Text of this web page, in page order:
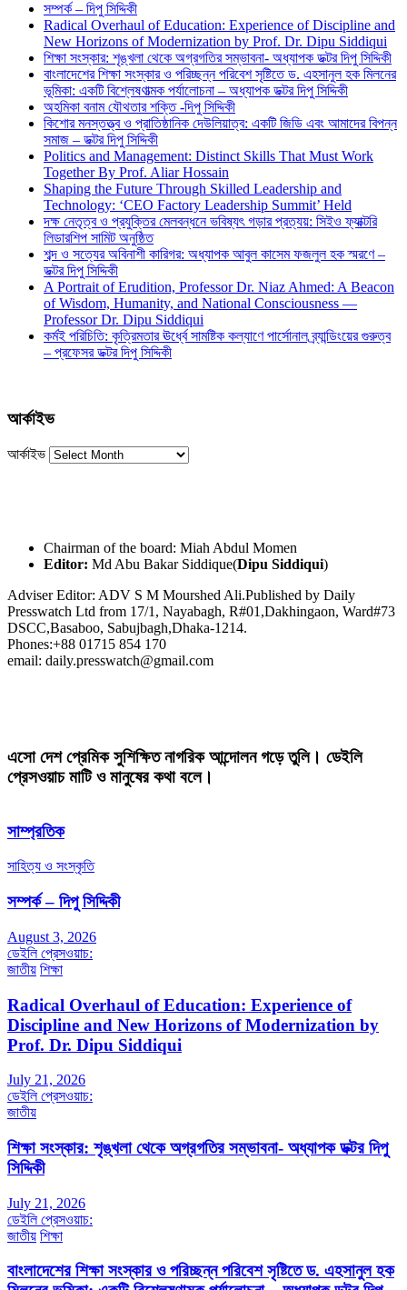
সম্পর্ক – দিপু সিদ্দিকী
Radical Overhaul of Education: Experience of Discipline and
New Horizons of Modernization by Prof. Dr. Dipu Siddiqui
শিক্ষা সংস্কার: শৃঙ্খলা থেকে অগ্রগতির সম্ভাবনা- অধ্যাপক ডক্টর দিপু সিদ্দিকী
বাংলাদেশের শিক্ষা সংস্কার ও পরিচ্ছন্ন পরিবেশ সৃষ্টিতে ড. এহসানুল হক মিলনের
ভূমিকা: একটি বিশ্লেষণাত্মক পর্যালোচনা – অধ্যাপক ডক্টর দিপু সিদ্দিকী
অহমিকা বনাম যৌথতার শক্তি -দিপু সিদ্দিকী
কিশোর মনস্তত্ত্ব ও প্রাতিষ্ঠানিক দেউলিয়াত্ব: একটি জিডি এবং আমাদের বিপন্ন
সমাজ – ডক্টর দিপু সিদ্দিকী
Politics and Management: Distinct Skills That Must Work
Together By Prof. Aliar Hossain
Shaping the Future Through Skilled Leadership and
Technology: ‘CEO Factory Leadership Summit’ Held
দক্ষ নেতৃত্ব ও প্রযুক্তির মেলবন্ধনে ভবিষ্যৎ গড়ার প্রত্যয়: সিইও ফ্যাক্টরি
লিডারশিপ সামিট অনুষ্ঠিত
শব্দ ও সত্যের অবিনাশী কারিগর: অধ্যাপক আবুল কাসেম ফজলুল হক স্মরণে –
ডক্টর দিপু সিদ্দিকী
A Portrait of Erudition, Professor Dr. Niaz Ahmed: A Beacon
of Wisdom, Humanity, and National Consciousness —
Professor Dr. Dipu Siddiqui
কর্মই পরিচিতি: কৃত্রিমতার ঊর্ধ্বে সামষ্টিক কল্যাণে পার্সোনাল ব্র্যান্ডিংয়ের গুরুত্ব
– প্রফেসর ডক্টর দিপু সিদ্দিকী
আর্কাইভ
আর্কাইভ
Chairman of the board: Miah Abdul Momen
Editor: Md Abu Bakar Siddique(Dipu Siddiqui)
Adviser Editor: ADV S M Mourshed Ali.Published by Daily
Presswatch Ltd from 17/1, Nayabagh, R#01,Dakhingaon, Ward#73
DSCC,Basaboo, Sabujbagh,Dhaka-1214.
Phones:+88 01715 854 170
email: daily.presswatch@gmail.com
এসো দেশ প্রেমিক সুশিক্ষিত নাগরিক আন্দোলন গড়ে তুলি। ডেইলি
প্রেসওয়াচ মাটি ও মানুষের কথা বলে।
সাম্প্রতিক
সাহিত্য ও সংস্কৃতি
সম্পর্ক – দিপু সিদ্দিকী
August 3, 2026
ডেইলি প্রেসওয়াচ:
জাতীয় শিক্ষা
Radical Overhaul of Education: Experience of
Discipline and New Horizons of Modernization by
Prof. Dr. Dipu Siddiqui
July 21, 2026
ডেইলি প্রেসওয়াচ:
জাতীয়
শিক্ষা সংস্কার: শৃঙ্খলা থেকে অগ্রগতির সম্ভাবনা- অধ্যাপক ডক্টর দিপু
সিদ্দিকী
July 21, 2026
ডেইলি প্রেসওয়াচ:
জাতীয় শিক্ষা
বাংলাদেশের শিক্ষা সংস্কার ও পরিচ্ছন্ন পরিবেশ সৃষ্টিতে ড. এহসানুল হক